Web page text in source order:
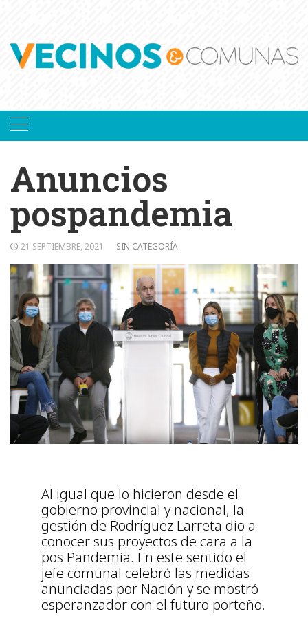
Anuncios
pospandemia
21 SEPTIEMBRE, 2021 SIN CATEGORÍA
Al igual que lo hicieron desde el
gobierno provincial y nacional, la
gestión de Rodríguez Larreta dio a
conocer sus proyectos de cara a la
pos Pandemia. En este sentido el
jefe comunal celebró las medidas
anunciadas por Nación y se mostró
esperanzador con el futuro porteño.